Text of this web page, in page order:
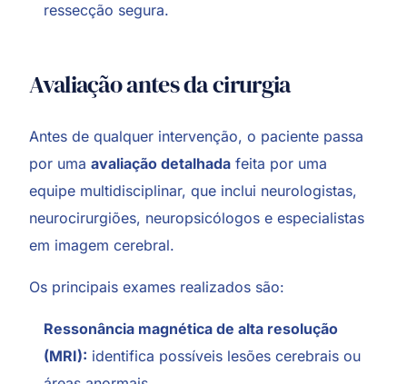
ressecção segura.
Avaliação antes da cirurgia
Antes de qualquer intervenção, o paciente passa
por umaavaliação detalhada feita por uma
equipe multidisciplinar, que inclui neurologistas,
neurocirurgiões, neuropsicólogos e especialistas
em imagem cerebral.
Os principais exames realizados são:
Ressonância magnética de alta resolução
(MRI): identifica possíveis lesões cerebrais ou